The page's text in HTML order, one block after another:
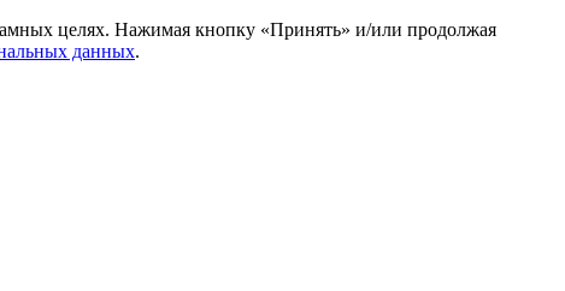
целях. Нажимая кнопку «Принять» и/или продолжая
данных.